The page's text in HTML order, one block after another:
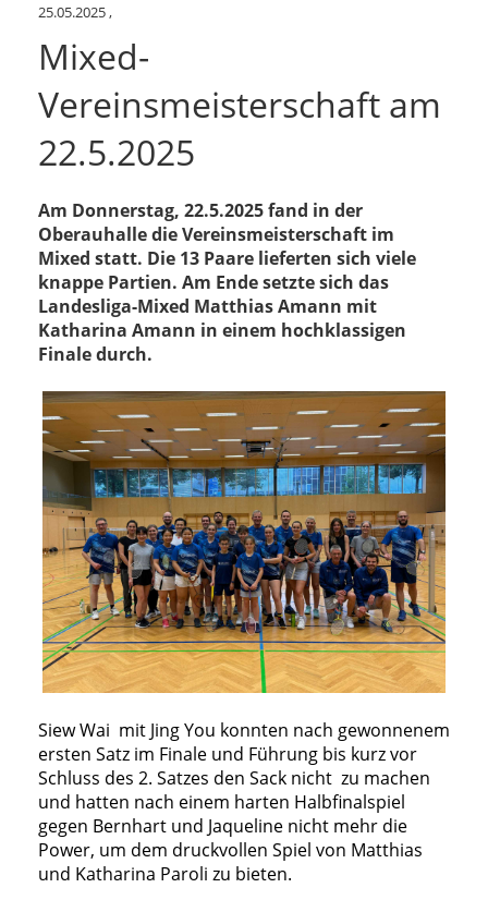
25.05.2025,
Mixed-
Vereinsmeisterschaft am
22.5.2025
Am Donnerstag, 22.5.2025 fand in der
Oberauhalle die Vereinsmeisterschaft im
Mixed statt. Die 13 Paare lieferten sich viele
knappe Partien. Am Ende setzte sich das
Landesliga-Mixed Matthias Amann mit
Katharina Amann in einem hochklassigen
Finale durch.
Siew Wai mit Jing You konnten nach gewonnenem
ersten Satz im Finale und Führung bis kurz vor
Schluss des 2. Satzes den Sack nicht zu machen
und hatten nach einem harten Halbfinalspiel
gegen Bernhart und Jaqueline nicht mehr die
Power, um dem druckvollen Spiel von Matthias
und Katharina Paroli zu bieten.